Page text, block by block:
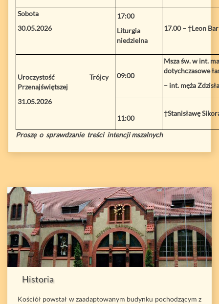
Sobota
30.05.2026
17:00
Liturgia
niedzielna
17.00 – †Leon
Uroczystość Trójcy
Przenajświętszej
31.05.2026
09:00
Msza św. w int.
dotychczasowe
– int. męża
11:00
†Stanisławę
Proszę o sprawdzanie treści intencji mszalnych
Historia
Kościół powstał w zaadaptowanym budynku pochodzącym z